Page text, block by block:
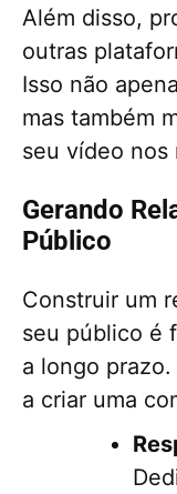
Além disso,
outras
Isso não
mas também
seu vídeo nos
Gerando
Público
Construir um
seu público é
a longo
a criar uma